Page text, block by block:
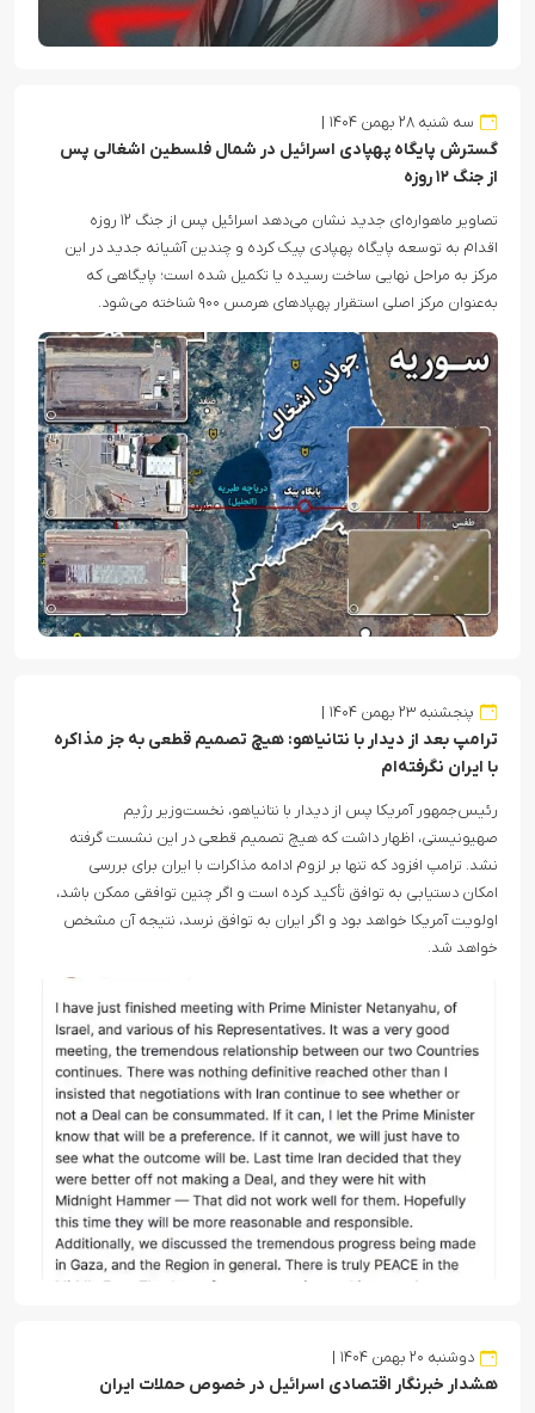
سه شنبه ۲۸ بهمن ۱۴۰۴
گسترش پایگاه پهپادی اسرائیل در شمال فلسطین اشغالی پس
از جنگ ۱۲ روزه
تصاویر ماهواره‌ای جدید نشان می‌دهد اسرائیل پس از جنگ ۱۲ روزه
اقدام به توسعه پایگاه پهپادی پیک کرده و چندین آشیانه جدید در این
مرکز به مراحل نهایی ساخت رسیده یا تکمیل شده است؛ پایگاهی که
به‌عنوان مرکز اصلی استقرار پهپادهای هرمس ۹۰۰ شناخته می‌شود.
پنجشنبه ۲۳ بهمن ۱۴۰۴
ترامپ بعد از دیدار با نتانیاهو: هیچ تصمیم قطعی به جز مذاکره
با ایران نگرفته‌ام
رئیس‌جمهور آمریکا پس از دیدار با نتانیاهو، نخست‌وزیر رژیم
صهیونیستی، اظهار داشت که هیچ تصمیم قطعی در این نشست گرفته
نشد. ترامپ افزود که تنها بر لزوم ادامه مذاکرات با ایران برای بررسی
امکان دستیابی به توافق تأکید کرده است و اگر چنین توافقی ممکن باشد،
اولویت آمریکا خواهد بود و اگر ایران به توافق نرسد، نتیجه آن مشخص
خواهد شد.
دوشنبه ۲۰ بهمن ۱۴۰۴
هشدار خبرنگار اقتصادی اسرائیل در خصوص حملات ایران